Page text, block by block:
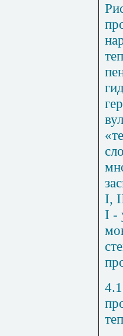
I,
I -